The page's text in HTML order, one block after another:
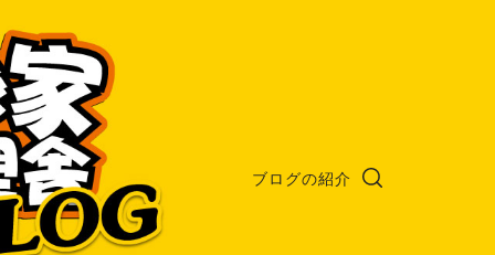
ブログの紹介